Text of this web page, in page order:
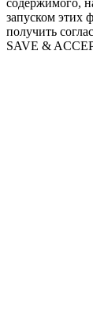
содержимого,
запуском этих
получить
SAVE &